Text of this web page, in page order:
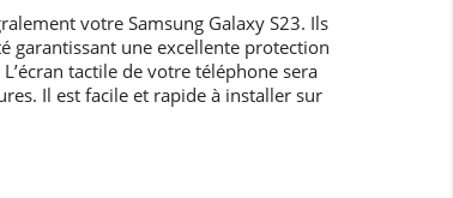
votre Samsung Galaxy S23. Ils
garantissant une excellente protection
tactile de votre téléphone sera
Il est facile et rapide à installer sur